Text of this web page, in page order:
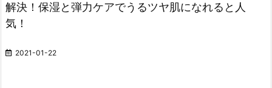
解決！保湿と弾力ケアでうるツヤ肌になれると人
気！
2021-01-22